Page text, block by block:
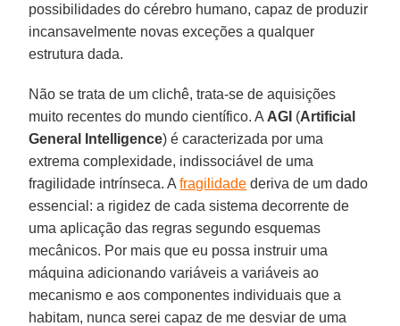
possibilidades do cérebro humano, capaz de produzir
incansavelmente novas exceções a qualquer
estrutura dada.
Não se trata de um clichê, trata-se de aquisições
muito recentes do mundo científico. A AGI (Artificial
General Intelligence) é caracterizada por uma
extrema complexidade, indissociável de uma
fragilidade intrínseca. Afragilidade deriva de um dado
essencial: a rigidez de cada sistema decorrente de
uma aplicação das regras segundo esquemas
mecânicos. Por mais que eu possa instruir uma
máquina adicionando variáveis a variáveis ao
mecanismo e aos componentes individuais que a
habitam, nunca serei capaz de me desviar de uma